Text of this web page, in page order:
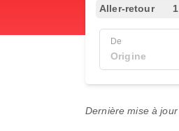
Aller-retour
De
Dernière mise à